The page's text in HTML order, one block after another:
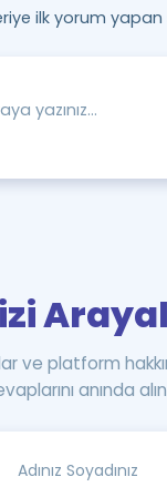
ilk yorum yapan
ve platform
anında